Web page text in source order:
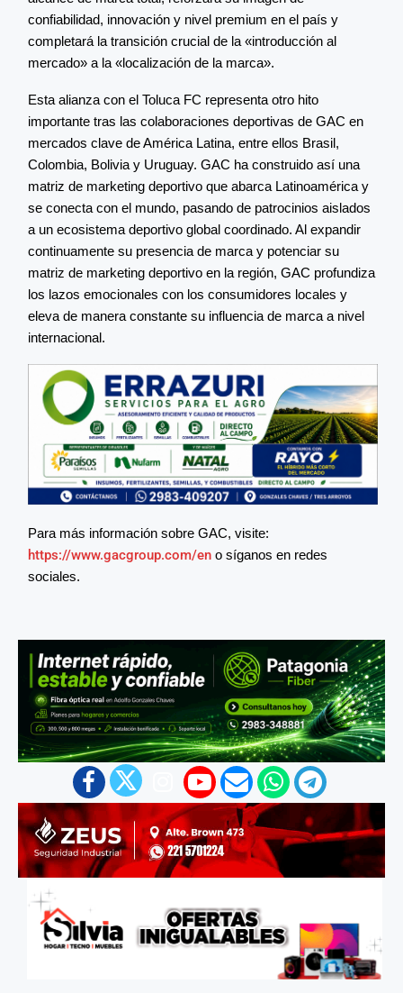
confiabilidad, innovación y nivel premium en el país y
completará la transición crucial de la «introducción al
mercado» a la «localización de la marca».
Esta alianza con el Toluca FC representa otro hito
importante tras las colaboraciones deportivas de GAC en
mercados clave de América Latina, entre ellos Brasil,
Colombia, Bolivia y Uruguay. GAC ha construido así una
matriz de marketing deportivo que abarca Latinoamérica y
se conecta con el mundo, pasando de patrocinios aislados
a un ecosistema deportivo global coordinado. Al expandir
continuamente su presencia de marca y potenciar su
matriz de marketing deportivo en la región, GAC profundiza
los lazos emocionales con los consumidores locales y
eleva de manera constante su influencia de marca a nivel
internacional.
Para más información sobre GAC, visite:
https://www.gacgroup.com/en o síganos en redes
sociales.